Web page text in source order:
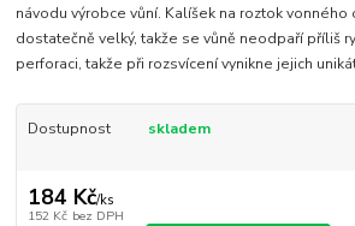
návodu výrobce vůní. Kalíšek na roztok
dostatečně velký, takže se vůně neodpaří příliš
perforaci, takže při rozsvícení vynikne jejich
Dostupnost skladem
184 Kč/ks
152 Kč bez DPH